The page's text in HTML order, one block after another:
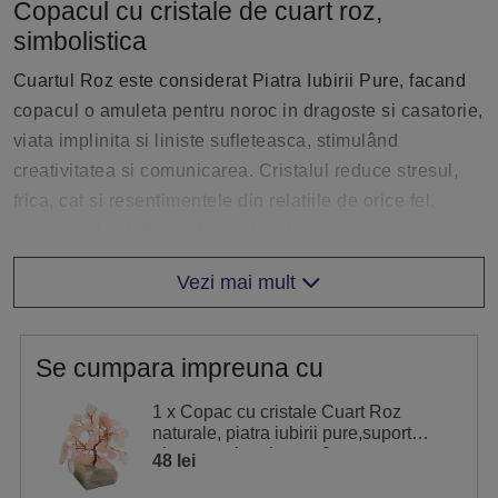
Copacul cu cristale de cuart roz,
simbolistica
Cuartul Roz este considerat Piatra Iubirii Pure, facand
copacul o amuleta pentru noroc in dragoste si casatorie,
viata implinita si liniste sufleteasca, stimulând
creativitatea si comunicarea. Cristalul reduce stresul,
frica, cat si resentimentele din relatiile de orice fel,
toleranta. Inlatura gandurile si energiile negative si
mareste fidelitatea. Aduce bunatate si liniste
Utilizarea Copacul din cuart roz in feng shui
Copacul cu cristale din cuart roz poate fi asezat in:
- coltul dragostei din dormitor, living, respectiv în Sud-
Vest, pentru a atrage dragoste, romantism, armonie
Vezi mai mult
Se cumpara impreuna cu
1 x Copac cu cristale Cuart Roz
naturale, piatra iubirii pure,suport
pietre semipretioase, 8 cm
48 lei